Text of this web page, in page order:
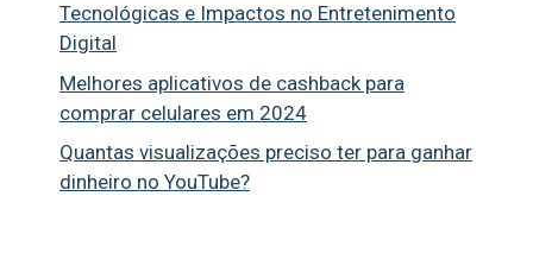
Tecnológicas e Impactos no Entretenimento
Digital
Melhores aplicativos de cashback para
comprar celulares em 2024
Quantas visualizações preciso ter para ganhar
dinheiro no YouTube?